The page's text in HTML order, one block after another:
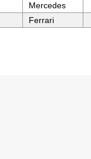
Mercedes
Ferrari